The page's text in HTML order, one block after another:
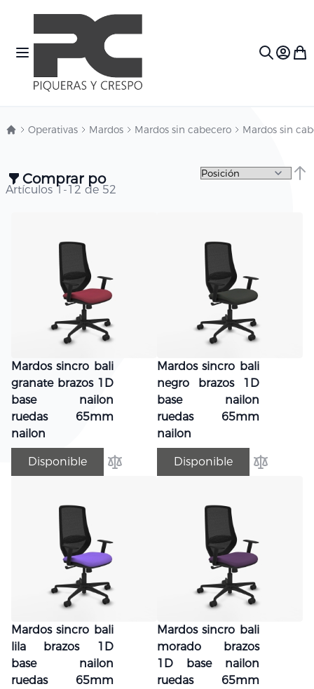
Toggle Nav Mi
Operativas Mardos Mardos sin cabecero Mardos sin
Artículos 1 -12 de 52
Mardos sincro bali
granate brazos 1D
base nailon
ruedas 65mm
nailon
Disponible
Añadir para comparar
Mardos sincro bali
negro brazos 1D
base nailon
ruedas 65mm
nailon
Disponible
Añadir
Mardos sincro bali
lila brazos 1D
base nailon
ruedas 65mm
Mardos sincro bali
morado brazos
1D base nailon
ruedas 65mm
Comprar por